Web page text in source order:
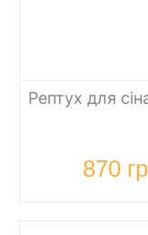
Рептух для
870